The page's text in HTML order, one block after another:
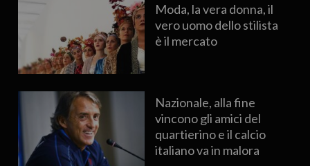
Moda, la vera donna, il
vero uomo dello stilista
è il mercato
Nazionale, alla fine
vincono gli amici del
quartierino e il calcio
italiano va in malora